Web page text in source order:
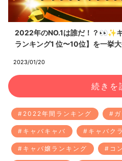
2023/01/20
2022年のNO.1は誰だ！？👀✨
ランキング1 位〜10位】を一挙
#2022年間ランキング #ガ
#キャバキャバ #キャバクラ
#キャバ嬢ランキング #コ
続きを